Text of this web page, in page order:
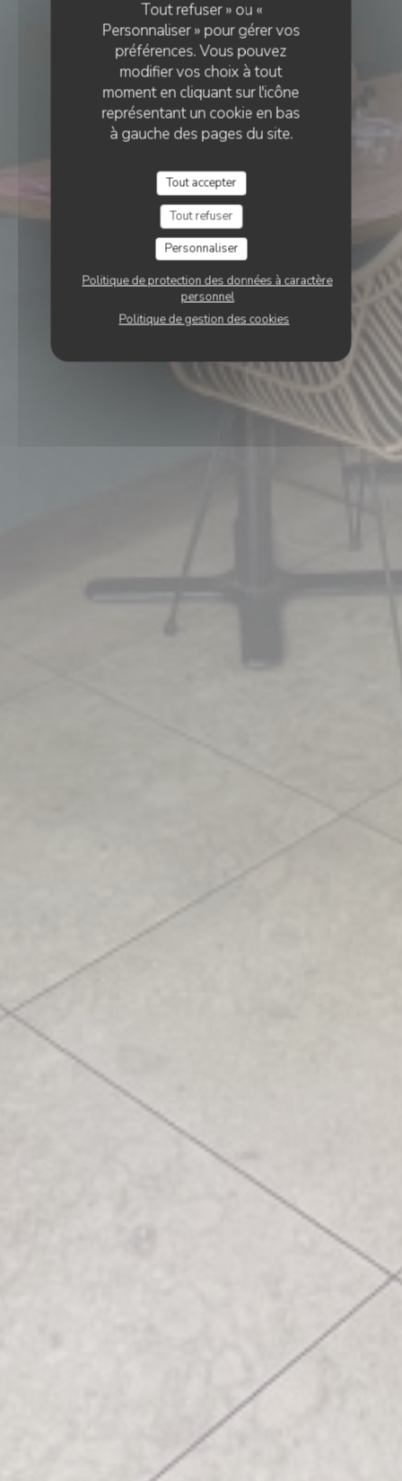
Tout refuser » ou «
Personnaliser » pour gérer vos
préférences. Vous pouvez
modifier vos choix à tout
moment en cliquant sur l'icône
représentant un cookie en bas
à gauche des pages du site.
Tout accepter
Tout refuser
Personnaliser
Politique de protection des données à caractère
personnel
Politique de gestion des cookies
RÉSERVER